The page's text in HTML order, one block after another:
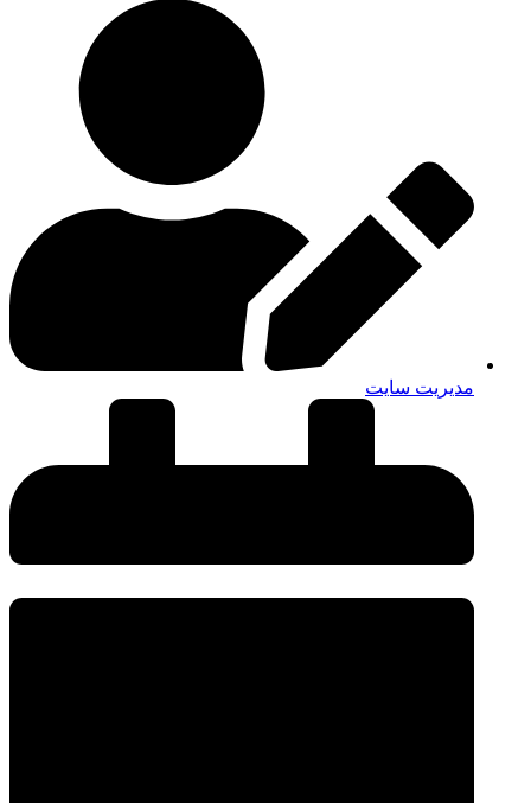
مدیریت سایت